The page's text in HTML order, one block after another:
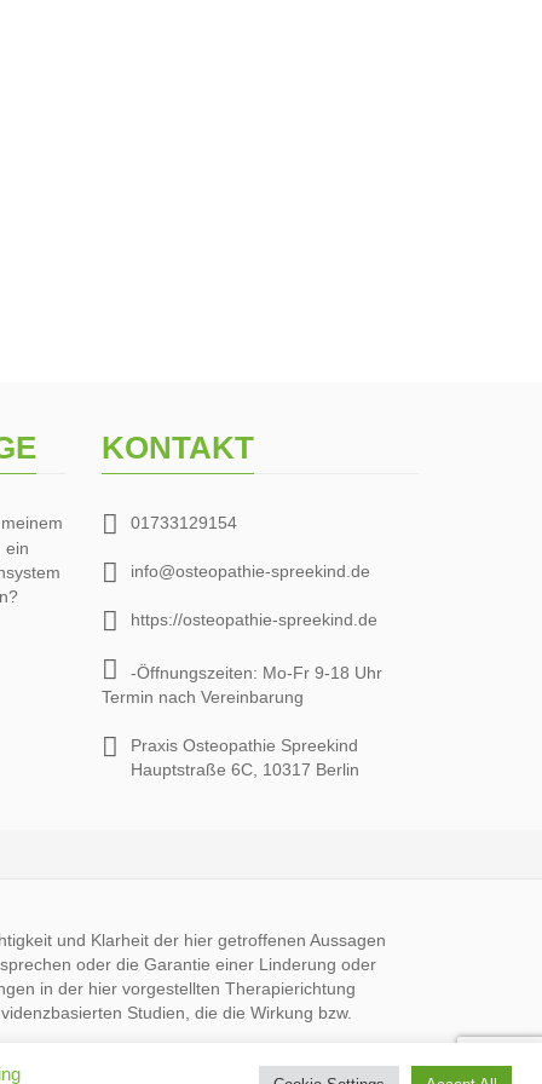
ein
KONTAKT
01733129154
info@osteopathie-spreekind.de
https://osteopathie-spreekind.de
-Öffnungszeiten: Mo-Fr 9-18 Uhr
Termin nach Vereinbarung
Praxis Osteopathie Spreekind
Hauptstraße 6C, 10317 Berlin
und Klarheit der hier getroffenen Aussagen
oder die Garantie einer Linderung oder
in der hier vorgestellten Therapierichtung
Studien, die die Wirkung bzw.